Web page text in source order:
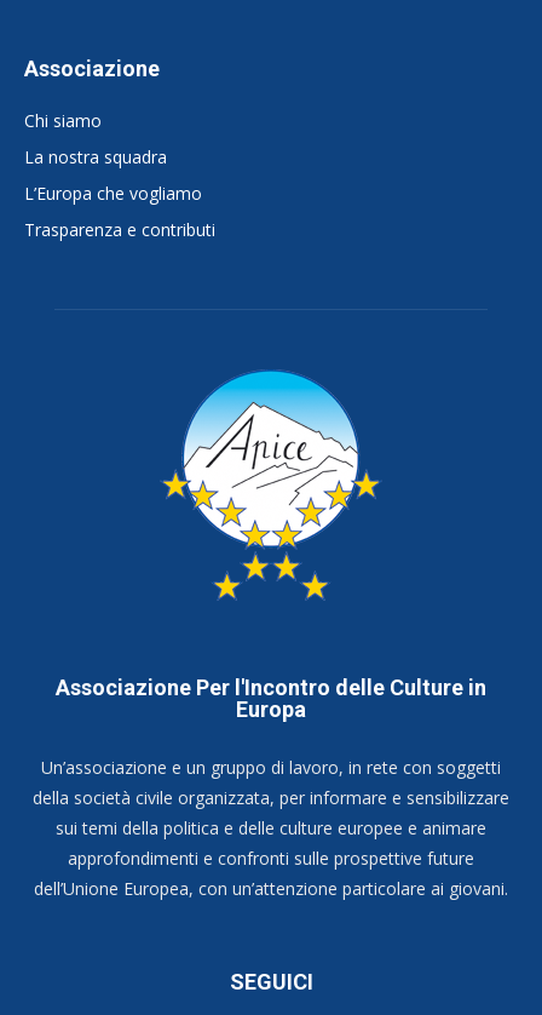
Associazione
Chi siamo
La nostra squadra
L’Europa che vogliamo
Trasparenza e contributi
Associazione Per l'Incontro delle Culture in
Europa
Un’associazione e un gruppo di lavoro, in rete con soggetti
della società civile organizzata, per informare e sensibilizzare
sui temi della politica e delle culture europee e animare
approfondimenti e confronti sulle prospettive future
dell’Unione Europea, con un’attenzione particolare ai giovani.
SEGUICI